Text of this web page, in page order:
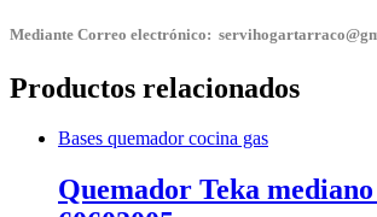
Mediante Correo electrónico:
Productos relacionados
Bases quemador cocina gas
Quemador Teka